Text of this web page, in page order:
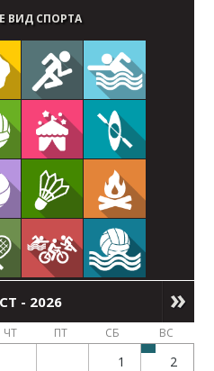
ВИД СПОРТА
- 2026
ЧТ ПТ СБ ВС
1 2